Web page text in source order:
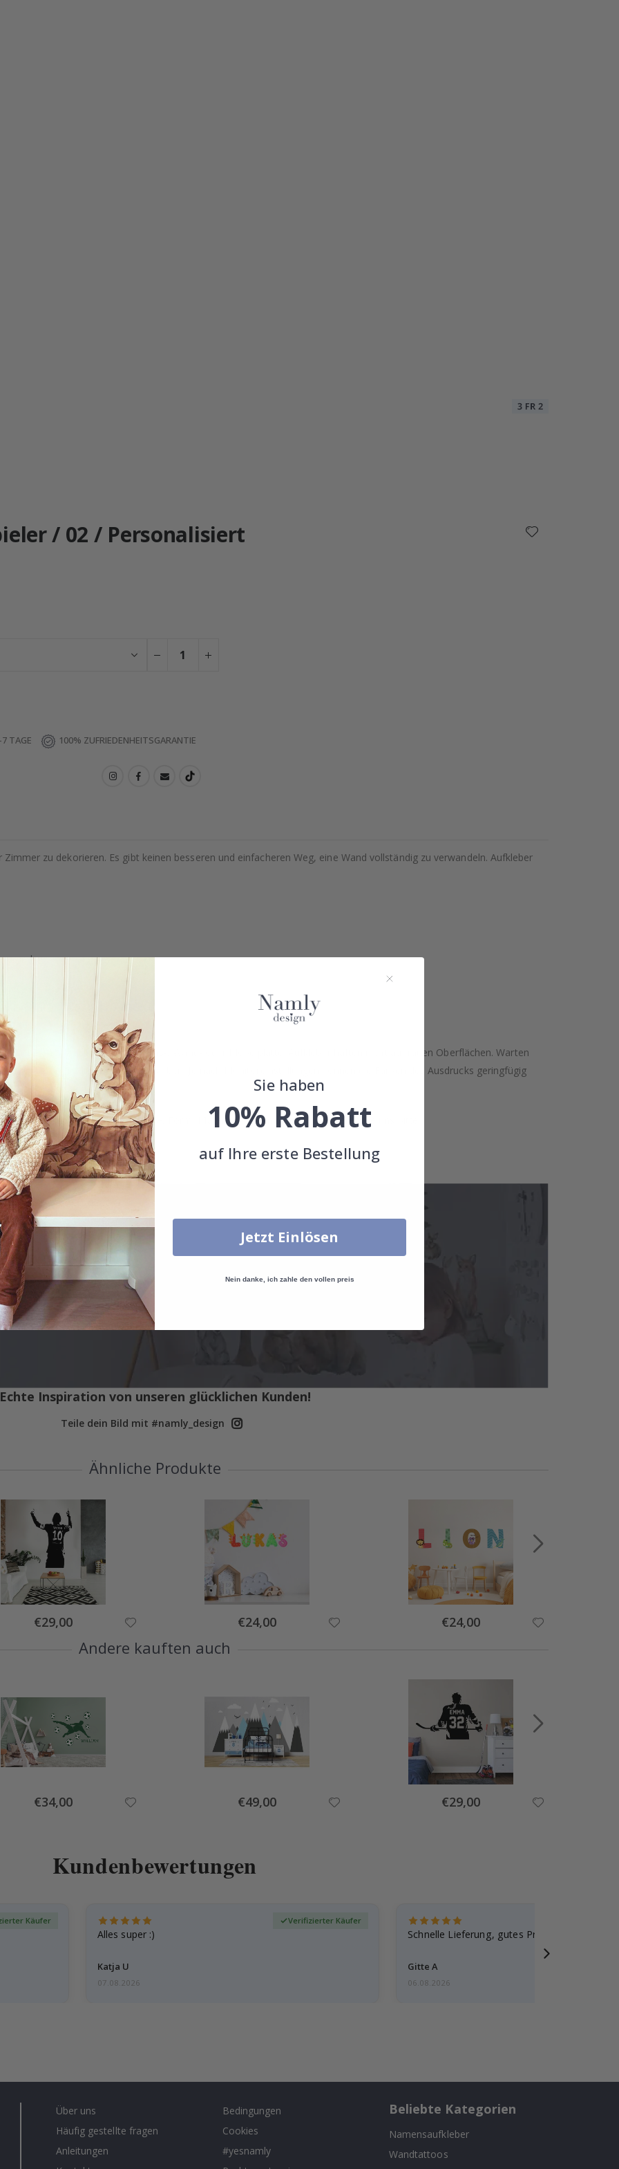
/ 02 / Personalisiert
7 TAGE 100% ZUFRIEDENHEITSGARANTIE
zu dekorieren. Es gibt keinen besseren und einfacheren Weg, eine Wand vollständig zu verwandeln. Aufkleber
angebracht werden, z. Glas-, Wand- oder Möbelplatte. Aufkleber haften nicht auf rauen Oberflächen. Warten
bevor Sie die Aufkleber aufkleben. Je nach Monitoreinstellungen können die Farben des Ausdrucks geringfügig
individuelle Größe, Menge, Farbe, Form, Material oder anderes, kontaktieren Sie uns bitte.
ist.
Echte Inspiration von unseren glücklichen Kunden!
Teile dein Bild mit #namly_design
Ähnliche Produkte
Special
Price
€29,00 Special
Price
€24,00 Special
Price
€24,00
Andere kauften auch
Special
Price
€34,00 Special
Price
€49,00 Special
Price
€29,00
Kundenbewertungen
Käufer
Alles super :)
Katja U
Verifizierter Käufer
07.08.2026
Schnelle Lieferung, gutes Produkt
Gitte A
06.08.2026
Über uns
Häufig gestellte fragen
Anleitungen
Bedingungen
Cookies
#yesnamly
Beliebte Kategorien
Namensaufkleber
Wandtattoos
Sie haben
10% Rabatt
auf Ihre erste Bestellung
Jetzt Einlösen
Nein danke, ich zahle den vollen preis